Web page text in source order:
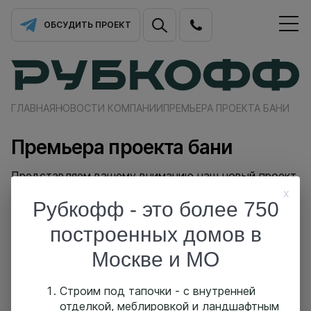
ОБСУДИТЬ ПРОЕКТ
ГЛАВНАЯНОВОСТИ КОМПАНИИПРЕМЬЕРА ПРОЕКТА БАНИ
Премьера проекта бани
Представляем вашему вниманию наш новый проект
◼Проект П-215
Категория: Бани из бруса
Рубкофф - это более 750
построенных домов в
Москве и МО
Строим под тапочки - с внутренней
отделкой, меблировкой и ландшафтным
x